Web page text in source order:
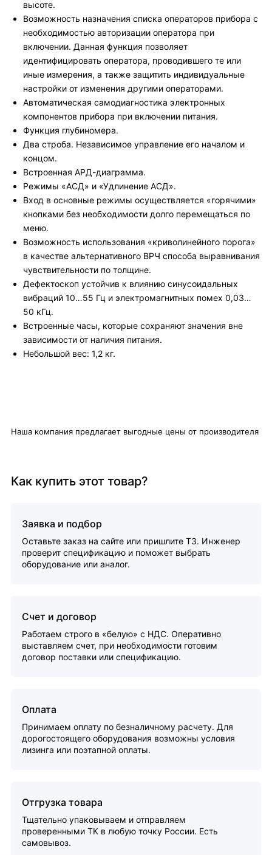
высоте.
Возможность назначения списка операторов прибора с
необходимостью авторизации оператора при
включении. Данная функция позволяет
идентифицировать оператора, проводившего те или
иные измерения, а также защитить индивидуальные
настройки от изменения другими операторами.
Автоматическая самодиагностика электронных
компонентов прибора при включении питания.
Функция глубиномера.
Два строба. Независимое управление его началом и
концом.
Встроенная АРД-диаграмма.
Режимы «АСД» и «Удлинение АСД».
Вход в основные режимы осуществляется «горячими»
кнопками без необходимости долго перемещаться по
меню.
Возможность использования «криволинейного порога»
в качестве альтернативного ВРЧ способа выравнивания
чувствительности по толщине.
Дефектоскоп устойчив к влиянию синусоидальных
вибраций 10…55 Гц и электромагнитных помех 0,03…
50 кГц.
Встроенные часы, которые сохраняют значения вне
зависимости от наличия питания.
Небольшой вес: 1,2 кг.
Наша компания предлагает выгодные цены от производителя
Как купить этот товар?
Заявка и подбор
Оставьте заказ на сайте или пришлите ТЗ. Инженер
проверит спецификацию и поможет выбрать
оборудование или аналог.
Счет и договор
Работаем строго в «белую» с НДС. Оперативно
выставляем счет, при необходимости готовим
договор поставки или спецификацию.
Оплата
Принимаем оплату по безналичному расчету. Для
дорогостоящего оборудования возможны условия
лизинга или поэтапной оплаты.
Отгрузка товара
Тщательно упаковываем и отправляем
проверенными ТК в любую точку России. Есть
самовывоз.